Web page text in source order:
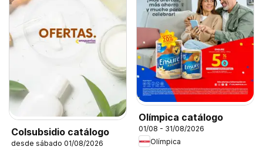
Colsubsidio catálogo
desde sábado 01/08/2026
Olímpica catálogo
01/08 - 31/08/2026
Olímpica